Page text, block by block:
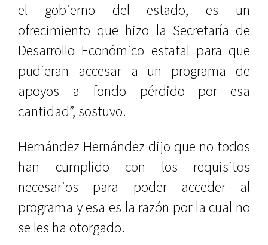
el gobierno del estado, es un
ofrecimiento que hizo la Secretaría de
Desarrollo Económico estatal para que
pudieran accesar a un programa de
apoyos a fondo pérdido por esa
cantidad”, sostuvo.
Hernández Hernández dijo que no todos
han cumplido con los requisitos
necesarios para poder acceder al
programa y esa es la razón por la cual no
se les ha otorgado.